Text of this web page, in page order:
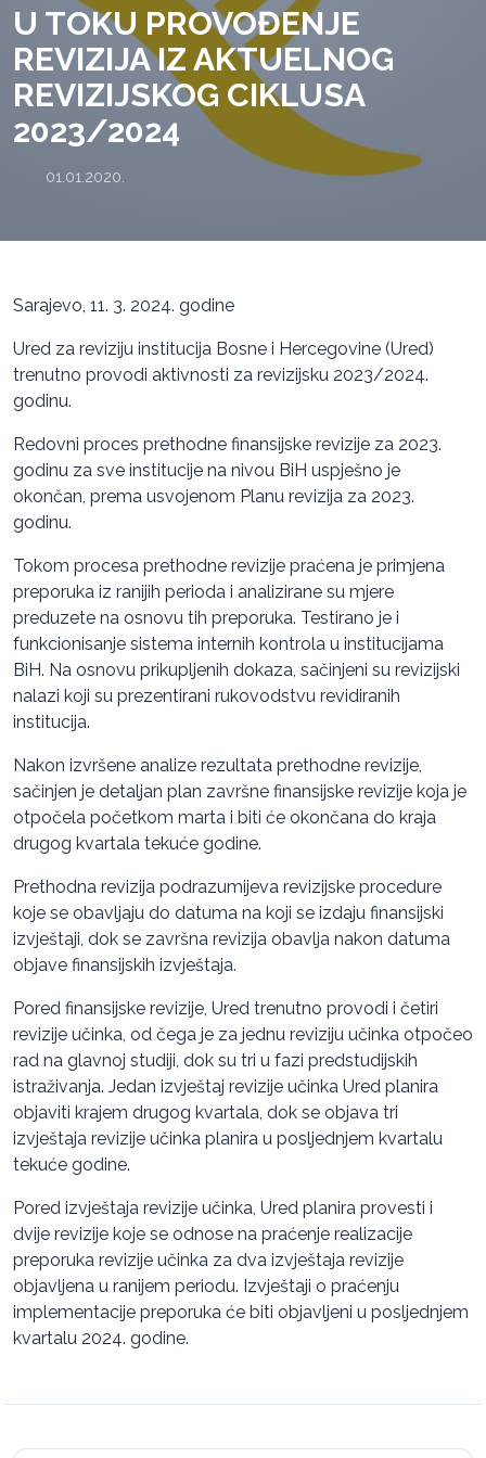
U TOKU PROVOĐENJE
REVIZIJA IZ AKTUELNOG
REVIZIJSKOG CIKLUSA
2023/2024
01.01.2020.
Sarajevo, 11. 3. 2024. godine
Ured za reviziju institucija Bosne i Hercegovine (Ured)
trenutno provodi aktivnosti za revizijsku 2023/2024.
godinu.
Redovni proces prethodne finansijske revizije za 2023.
godinu za sve institucije na nivou BiH uspješno je
okončan, prema usvojenom Planu revizija za 2023.
godinu.
Tokom procesa prethodne revizije praćena je primjena
preporuka iz ranijih perioda i analizirane su mjere
preduzete na osnovu tih preporuka. Testirano je i
funkcionisanje sistema internih kontrola u institucijama
BiH. Na osnovu prikupljenih dokaza, sačinjeni su revizijski
nalazi koji su prezentirani rukovodstvu revidiranih
institucija.
Nakon izvršene analize rezultata prethodne revizije,
sačinjen je detaljan plan završne finansijske revizije koja je
otpočela početkom marta i biti će okončana do kraja
drugog kvartala tekuće godine.
Prethodna revizija podrazumijeva revizijske procedure
koje se obavljaju do datuma na koji se izdaju finansijski
izvještaji, dok se završna revizija obavlja nakon datuma
objave finansijskih izvještaja.
Pored finansijske revizije, Ured trenutno provodi i četiri
revizije učinka, od čega je za jednu reviziju učinka otpočeo
rad na glavnoj studiji, dok su tri u fazi predstudijskih
istraživanja. Jedan izvještaj revizije učinka Ured planira
objaviti krajem drugog kvartala, dok se objava tri
izvještaja revizije učinka planira u posljednjem kvartalu
tekuće godine.
Pored izvještaja revizije učinka, Ured planira provesti i
dvije revizije koje se odnose na praćenje realizacije
preporuka revizije učinka za dva izvještaja revizije
objavljena u ranijem periodu. Izvještaji o praćenju
implementacije preporuka će biti objavljeni u posljednjem
kvartalu 2024. godine.